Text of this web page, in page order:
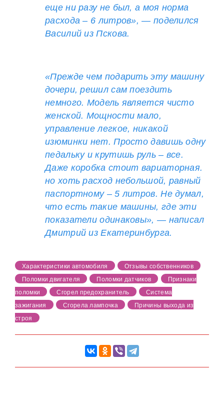
еще ни разу не был, а моя норма
расхода – 6 литров», — поделился
Василий из Пскова.
«Прежде чем подарить эту машину
дочери, решил сам поездить
немного. Модель является чисто
женской. Мощности мало,
управление легкое, никакой
изюминки нет. Просто давишь одну
педальку и крутишь руль – все.
Даже коробка стоит вариаторная.
но хоть расход небольшой, равный
паспортному – 5 литров. Не думал,
что есть такие машины, где эти
показатели одинаковы», — написал
Дмитрий из Екатеринбурга.
Характеристики автомобиля
Отзывы собственников
Поломки двигателя
Поломки датчиков
Признаки
поломки
Сгорел предохранитель
Система
зажигания
Сгорела лампочка
Причины выхода из
строя